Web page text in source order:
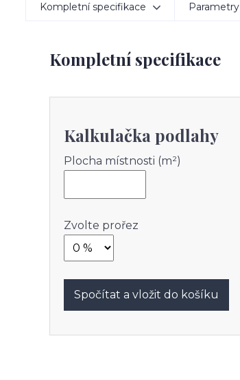
Kompletní specifikace Parametry
Kompletní specifikace
Kalkulačka podlahy
Plocha místnosti (m²)
Zvolte prořez
Spočítat a vložit do košíku